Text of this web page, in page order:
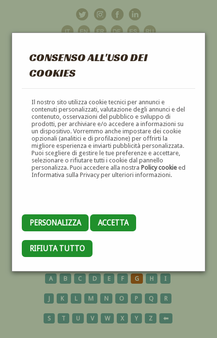
CONSENSO ALL'USO DEI
COOKIES
Il nostro sito utilizza cookie tecnici per annunci e
contenuti personalizzati, valutazione degli annunci e del
contenuto, osservazioni del pubblico e sviluppo di
prodotti, per archiviare e/o accedere a informazioni su
un dispositivo. Vorremmo anche impostare dei cookie
opzionali (analitici e di profilazione) per offrirti la
migliore esperienza e inviarti pubblicità personalizzata.
Puoi scegliere di gestire le tue preferenze e accettare,
selezionare o rifiutare tutti i cookie dal pannello
personalizza. Puoi accedere alla nostra Policy cookieed
Informativa sulla Privacy per ulteriori informazioni.
PERSONALIZZA ACCETTA
RIFIUTA TUTTO
GALLERIAD'ARTE
DIPINTI E SCULTURE '800 E '900
AUTORI
A B C D E F G H I
J K L M N O P Q R
S T U V W X Y Z ⬅